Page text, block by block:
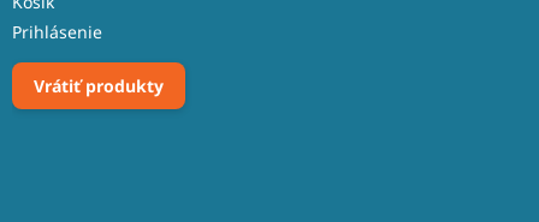
Prihlásenie
Vrátiť produkty